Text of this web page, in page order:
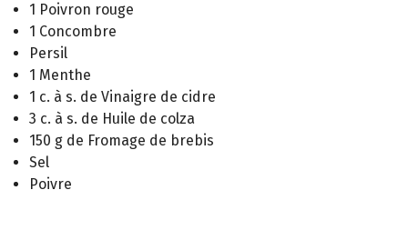
1 Poivron rouge
1 Concombre
Persil
1 Menthe
1 c. à s. de Vinaigre de cidre
3 c. à s. de Huile de colza
150 g de Fromage de brebis
Sel
Poivre